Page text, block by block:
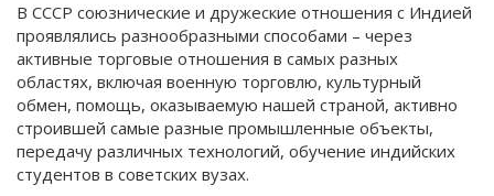
В СССР союзнические и дружеские отношения с Индией
проявлялись разнообразными способами – через
активные торговые отношения в самых разных
областях, включая военную торговлю, культурный
обмен, помощь, оказываемую нашей страной, активно
строившей самые разные промышленные объекты,
передачу различных технологий, обучение индийских
студентов в советских вузах.